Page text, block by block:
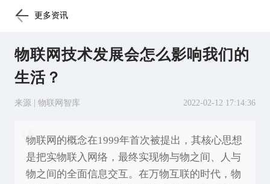
更多资讯
物联网技术发展会怎么影响我们的
生活？
来源 | 物联网智库 2022-02-12 17:14:36
物联网的概念在1999年首次被提出，其核心思想
是把实物联入网络，最终实现物与物之间、人与
物之间的全面信息交互。在万物互联的时代，物